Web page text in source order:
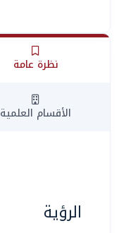
نظرة عامة
الأقسام العلمية
الرؤية
متصل الآن · يرد فوراً